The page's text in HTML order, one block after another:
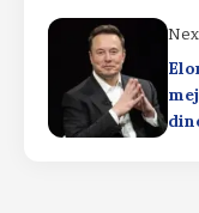
¿Fin a la
agosto tiene
volatilidad? “En
tiene que haber
“En la segunda